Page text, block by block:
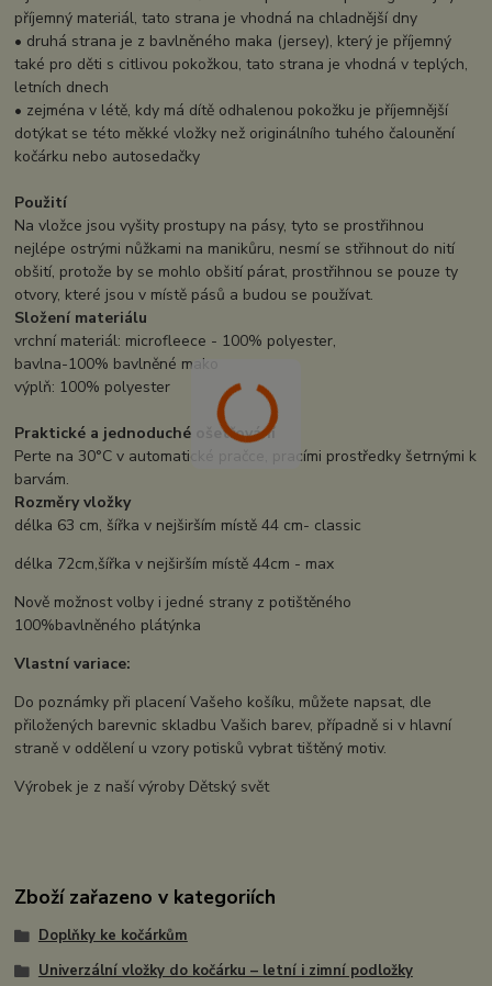
příjemný materiál, tato strana je vhodná na chladnější dny
• druhá strana je z bavlněného maka (jersey), který je příjemný
také pro děti s citlivou pokožkou, tato strana je vhodná v teplých,
letních dnech
• zejména v létě, kdy má dítě odhalenou pokožku je příjemnější
dotýkat se této měkké vložky než originálního tuhého čalounění
kočárku nebo autosedačky
Použití
Na vložce jsou vyšity prostupy na pásy, tyto se prostřihnou
nejlépe ostrými nůžkami na manikůru, nesmí se střihnout do nití
obšití, protože by se mohlo obšití párat, prostřihnou se pouze ty
otvory, které jsou v místě pásů a budou se používat.
Složení materiálu
vrchní materiál: microfleece - 100% polyester,
bavlna-100% bavlněné mako
výplň: 100% polyester
Praktické a jednoduché ošetřování
Perte na 30°C v automatické pračce, pracími prostředky šetrnými k
barvám.
Rozměry vložky
délka 63 cm, šířka v nejširším místě 44 cm- classic
délka 72cm,šířka v nejširším místě 44cm - max
Nově možnost volby i jedné strany z potištěného
100%bavlněného plátýnka
Vlastní variace:
Do poznámky při placení Vašeho košíku, můžete napsat, dle
přiložených barevnic skladbu Vašich barev, případně si v hlavní
straně v oddělení u vzory potisků vybrat tištěný motiv.
Výrobek je z naší výroby Dětský svět
Zboží zařazeno v kategoriích
Doplňky ke kočárkům
Univerzální vložky do kočárku – letní i zimní podložky